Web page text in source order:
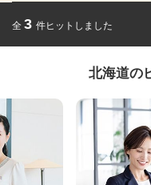
全 3 件ヒットしました
北海道の